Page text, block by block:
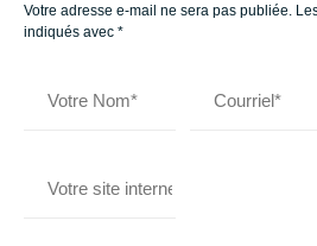
Votre adresse e-mail ne sera pas publiée.
indiqués avec *